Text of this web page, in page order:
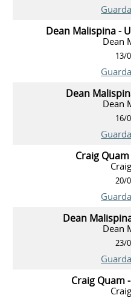
Guarda
Dean Malispina -
Dean
13/
Guarda
Dean
Dean
16/
Guarda
Craig
20/
Guarda
Dean
Dean
23/
Guarda
Craig Quam